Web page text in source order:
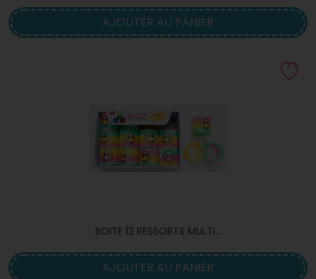
AJOUTER AU PANIER
BOITE 12 RESSORTS MULTI...
AJOUTER AU PANIER